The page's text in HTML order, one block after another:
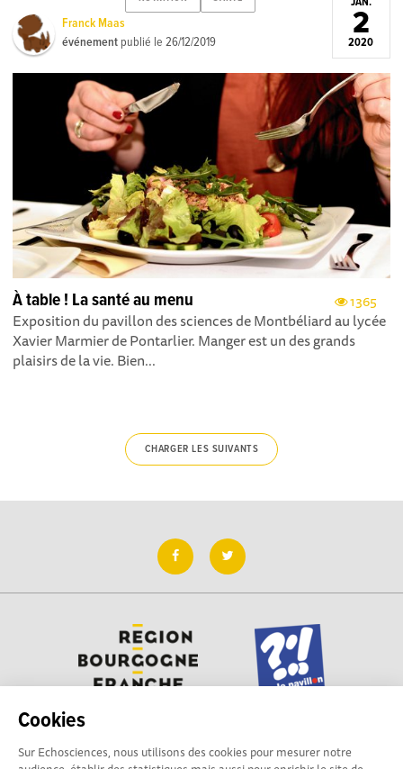
Cookies
Sur Echosciences, nous utilisons des cookies pour mesurer notre
Franck Maas
événement publié le26/12/2019 2
2020
1365
À table ! La santé au menu
Exposition du pavillon des sciences de Montbéliard au lycée
Xavier Marmier de Pontarlier. Manger est un des grands
plaisirs de la vie. Bien...
CHARGER LES SUIVANTS
Besoin d'aide pour utiliser Echosciences ? Écrivez vos